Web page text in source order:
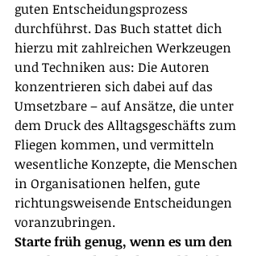
guten Entscheidungsprozess
durchführst. Das Buch stattet dich
hierzu mit zahlreichen Werkzeugen
und Techniken aus: Die Autoren
konzentrieren sich dabei auf das
Umsetzbare – auf Ansätze, die unter
dem Druck des Alltagsgeschäfts zum
Fliegen kommen, und vermitteln
wesentliche Konzepte, die Menschen
in Organisationen helfen, gute
richtungsweisende Entscheidungen
voranzubringen.
Starte früh genug, wenn es um den